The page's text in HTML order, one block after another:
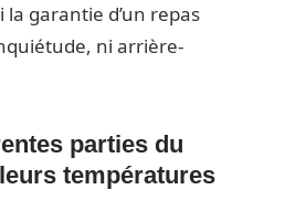
la garantie d’un repas
ni arrière-
parties du
températures